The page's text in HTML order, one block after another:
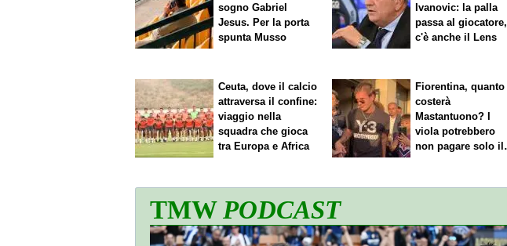
sogno Gabriel
Jesus. Per la porta
spunta Musso
Ivanovic: la palla
passa al giocatore,
c'è anche il Lens
Ceuta, dove il calcio
attraversa il confine:
viaggio nella
squadra che gioca
tra Europa e Africa
Fiorentina, quanto
costerà
Mastantuono? I
viola potrebbero
non pagare solo il
TMWPODCAST